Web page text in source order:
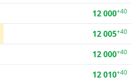
12 000+40
12 005+40
12 000+40
12 010+40